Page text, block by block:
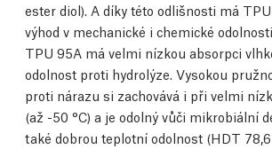
ester diol). A díky této odlišnosti má
výhod v mechanické i chemické
TPU 95A má velmi nízkou absorpci
odolnost proti hydrolýze. Vysokou
proti nárazu si zachovává i při velmi
(až -50 °C) a je odolný vůči mikrobiální
také dobrou teplotní odolnost (HDT 78,6